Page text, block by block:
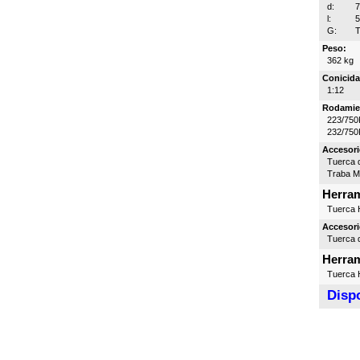
d:
l:
G:
Peso:
362 kg
1:12
223/
232/
Tuerca
Traba
Tuerca
Tuerca
Tuerca